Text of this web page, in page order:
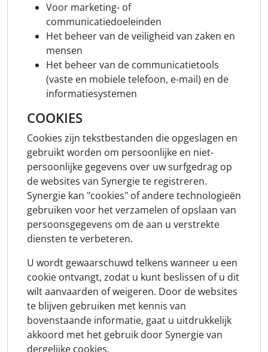
Voor marketing- of
communicatiedoeleinden
Het beheer van de veiligheid van zaken en
mensen
Het beheer van de communicatietools
(vaste en mobiele telefoon, e-mail) en de
informatiesystemen
COOKIES
Cookies zijn tekstbestanden die opgeslagen en
gebruikt worden om persoonlijke en niet-
persoonlijke gegevens over uw surfgedrag op
de websites van Synergie te registreren.
Synergie kan "cookies" of andere technologieën
gebruiken voor het verzamelen of opslaan van
persoonsgegevens om de aan u verstrekte
diensten te verbeteren.
U wordt gewaarschuwd telkens wanneer u een
cookie ontvangt, zodat u kunt beslissen of u dit
wilt aanvaarden of weigeren. Door de websites
te blijven gebruiken met kennis van
bovenstaande informatie, gaat u uitdrukkelijk
akkoord met het gebruik door Synergie van
dergelijke cookies.